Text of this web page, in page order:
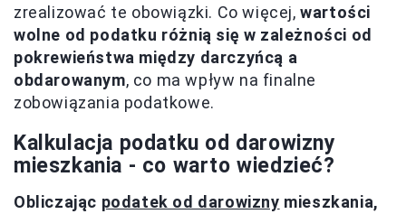
zrealizować te obowiązki. Co więcej,wartości
wolne od podatku różnią się w zależności od
pokrewieństwa między darczyńcą a
obdarowanym, co ma wpływ na finalne
zobowiązania podatkowe.
Kalkulacja podatku od darowizny
mieszkania - co warto wiedzieć?
Obliczając podatek od darowizny mieszkania,